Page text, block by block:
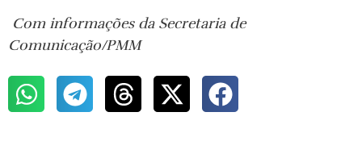
Com informações da Secretaria de
Comunicação/PMM